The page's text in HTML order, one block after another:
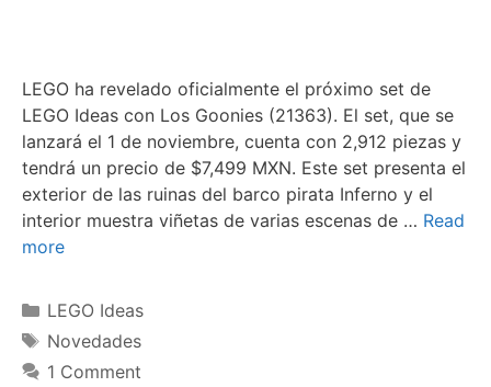
LEGO ha revelado oficialmente el próximo set de
LEGO Ideas con Los Goonies (21363). El set, que se
lanzará el 1 de noviembre, cuenta con 2,912 piezas y
tendrá un precio de $7,499 MXN. Este set presenta el
exterior de las ruinas del barco pirata Inferno y el
interior muestra viñetas de varias escenas de … Read
more
Categories
LEGO Ideas
Tags
Novedades
1 Comment